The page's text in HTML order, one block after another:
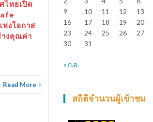
ไทยเปิด
งโอกาส
างคุณค่า
Read More
9
10 11 12 13
16
17 18 19 20
23
24 25 26 27
30
31
« ก.ค.
สถิติจำนวนผู้เข้าชม